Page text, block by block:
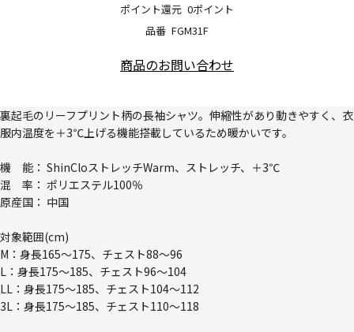
品番 FGM31F
ポイント還元 0ポイント
商品のお問い合わせ
裏起毛のリーフプリント柄の長袖シャツ。伸縮性があり動きやすく、衣
服内温度を＋3℃上げる機能搭載しているため暖かいです。
機 能： ShinCloストレッチWarm、ストレッチ、＋3℃
混 率： ポリエステル100％
原産国： 中国
対象範囲(cm)
M：身長165～175、チェスト88～96
L：身長175～185、チェスト96～104
LL：身長175～185、チェスト104～112
3L：身長175～185、チェスト110～118